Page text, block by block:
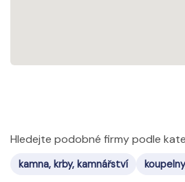
Hledejte podobné firmy podle
kamna, krby, kamnářství